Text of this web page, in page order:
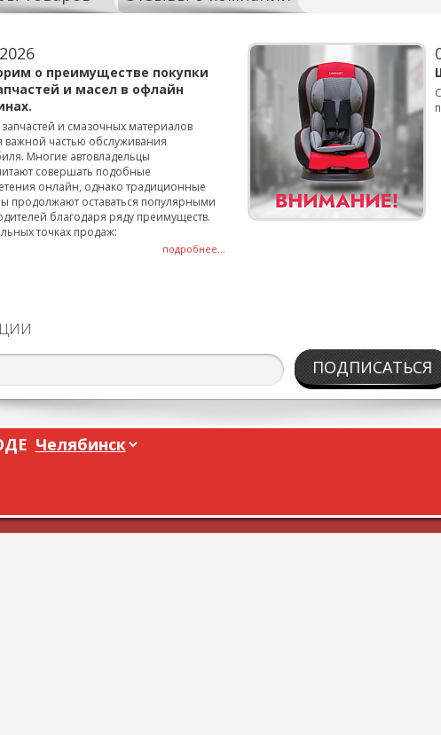
о преимуществе покупки
и масел в офлайн
запчастей и смазочных материалов
важной частью обслуживания
Многие автовладельцы
совершать подобные
онлайн, однако традиционные
продолжают оставаться популярными
благодаря ряду преимуществ.
точках продаж:
подробнее...
ПОДПИСАТЬСЯ